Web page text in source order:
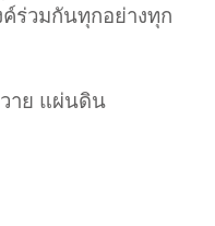
ร่วมกันทุกอย่างทุก
าย แผ่นดิน